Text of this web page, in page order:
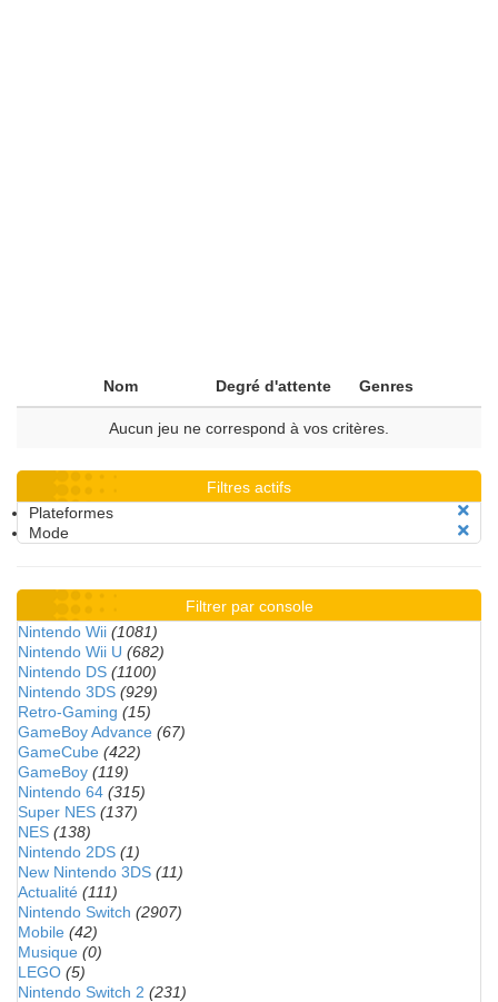
Nom Degré d'attente Genres
Aucun jeu ne correspond à vos critères.
Filtres actifs
Plateformes
Mode
Filtrer par console
Nintendo Wii (1081)
Nintendo Wii U (682)
Nintendo DS (1100)
Nintendo 3DS (929)
Retro-Gaming (15)
GameBoy Advance (67)
GameCube (422)
GameBoy (119)
Nintendo 64 (315)
Super NES (137)
NES (138)
Nintendo 2DS (1)
New Nintendo 3DS (11)
Actualité (111)
Nintendo Switch (2907)
Mobile (42)
Musique (0)
LEGO (5)
Nintendo Switch 2 (231)